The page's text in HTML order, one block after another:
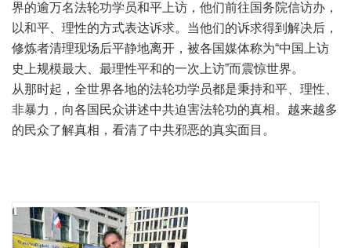
界的逾万名法轮功学员和平上访，他们前往国务院信访办，
以和平、理性的方式表达诉求。当他们的诉求得到解决后，
修炼者清理现场后平静地离开，被各国媒体称为“中国上访
史上规模最大、最理性平和的一次上访”而震惊世界。
从那时起，全世界各地的法轮功学员都是秉持和平、理性、
非暴力，向各国民众讲述中共迫害法轮功的真相。越来越多
的民众了解真相，看清了中共邪恶的真实面目。